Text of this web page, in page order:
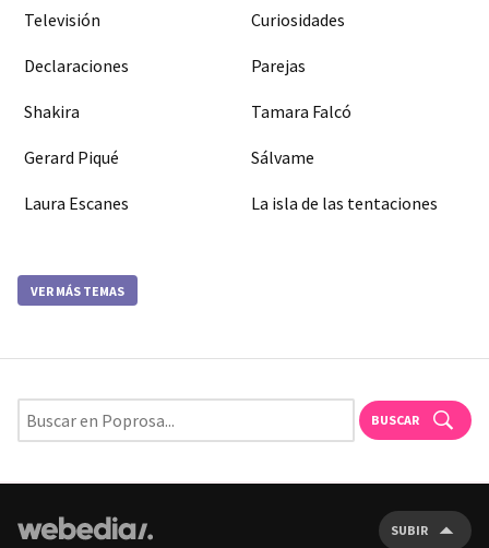
Televisión Curiosidades
Declaraciones Parejas
Shakira Tamara Falcó
Gerard Piqué Sálvame
Laura Escanes La isla de las tentaciones
VER MÁS TEMAS
BUSCAR
SUBIR